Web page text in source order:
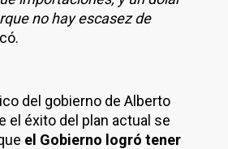
no hay escasez de
del gobierno de Alberto
el éxito del plan actual se
el Gobierno logró tener